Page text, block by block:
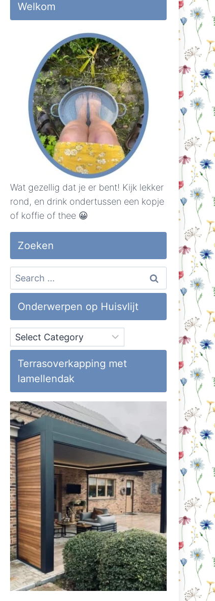
Welkom
Wat gezellig dat je er bent! Kijk lekker
rond, en drink ondertussen een kopje
of koffie of thee 😀
Zoeken
Search
for:
Onderwerpen op Huisvlijt
Onderwerpen
op
Huisvlijt
Terrasoverkapping met
lamellendak